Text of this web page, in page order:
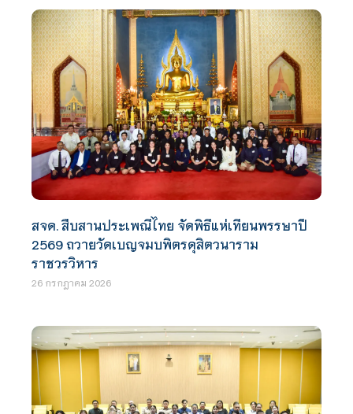
สจด. สืบสานประเพณีไทย จัดพิธีแห่เทียนพรรษาปี
2569 ถวายวัดเบญจมบพิตรดุสิตวนาราม
ราชวรวิหาร
26 กรกฎาคม 2026